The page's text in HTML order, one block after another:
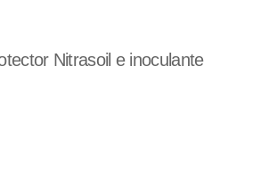
Nitrasoil e inoculante